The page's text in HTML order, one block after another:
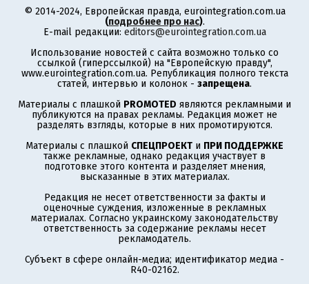
© 2014-2024, Европейская правда, eurointegration.com.ua
(подробнее про нас).
E-mail редакции: editors@eurointegration.com.ua
Использование новостей с сайта возможно только со
ссылкой (гиперссылкой) на "Европейскую правду",
www.eurointegration.com.ua. Републикация полного текста
статей, интервью и колонок - запрещена.
Материалы с плашкой PROMOTED являются рекламными и
публикуются на правах рекламы. Редакция может не
разделять взгляды, которые в них промотируются.
Материалы с плашкой СПЕЦПРОЕКТ и ПРИ ПОДДЕРЖКЕ
также рекламные, однако редакция участвует в
подготовке этого контента и разделяет мнения,
высказанные в этих материалах.
Редакция не несет ответственности за факты и
оценочные суждения, изложенные в рекламных
материалах. Согласно украинскому законодательству
ответственность за содержание рекламы несет
рекламодатель.
Субъект в сфере онлайн-медиа; идентификатор медиа -
R40-02162.